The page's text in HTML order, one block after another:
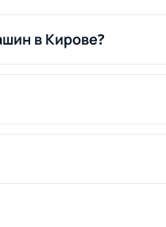
в Кирове?